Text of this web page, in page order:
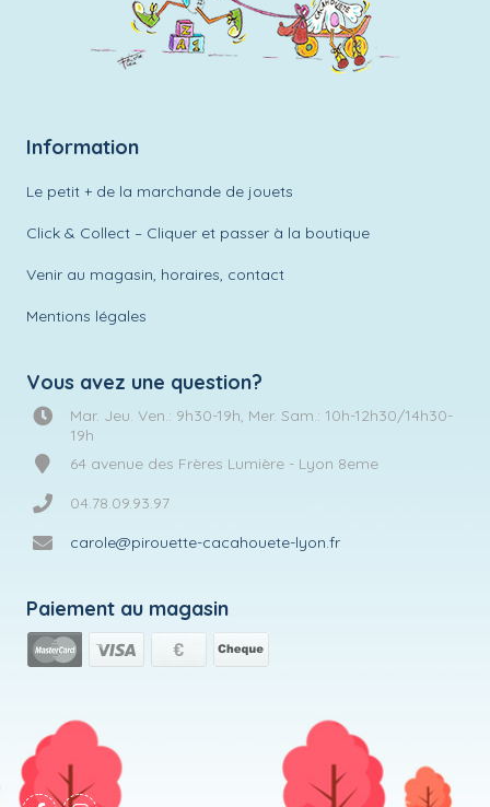
Information
Le petit + de la marchande de jouets
Click & Collect – Cliquer et passer à la boutique
Venir au magasin, horaires, contact
Mentions légales
Vous avez une question?
Mar. Jeu. Ven.: 9h30-19h, Mer. Sam.: 10h-12h30/14h30-
19h
64 avenue des Frères Lumière - Lyon 8eme
04.78.09.93.97
carole@pirouette-cacahouete-lyon.fr
Paiement au magasin